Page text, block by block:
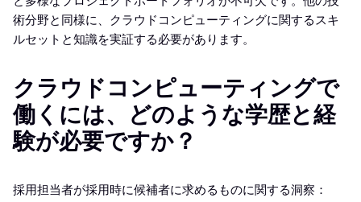
術分野と同様に、クラウドコンピューティングに関するスキ
ルセットと知識を実証する必要があります。
クラウドコンピューティングで
働くには、どのような学歴と経
験が必要ですか？
採用担当者が採用時に候補者に求めるものに関する洞察：